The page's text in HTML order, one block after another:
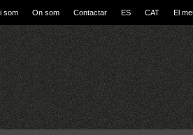
som On som Contactar ES CAT El